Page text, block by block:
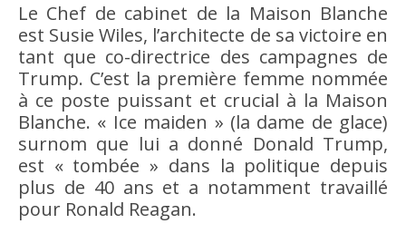
Le Chef de cabinet de la Maison Blanche
est Susie Wiles, l’architecte de sa victoire en
tant que co-directrice des campagnes de
Trump. C’est la première femme nommée
à ce poste puissant et crucial à la Maison
Blanche. « Ice maiden » (la dame de glace)
surnom que lui a donné Donald Trump,
est « tombée » dans la politique depuis
plus de 40 ans et a notamment travaillé
pour Ronald Reagan.